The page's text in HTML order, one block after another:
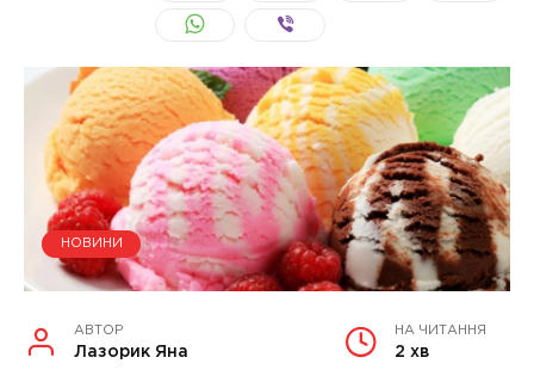
НОВИНИ
АВТОР
Лазорик Яна
НА ЧИТАННЯ
2 хв